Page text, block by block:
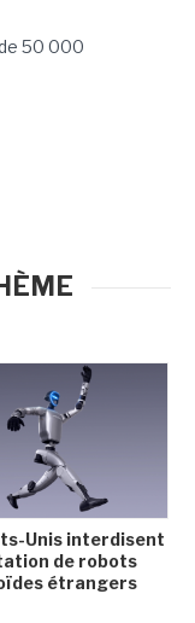
50 000
Unis interdisent
de robots
étrangers